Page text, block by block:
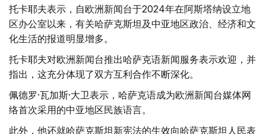
托卡耶夫表示，自欧洲新闻台于2024年在阿斯塔纳设立地
区办公室以来，有关哈萨克斯坦及中亚地区政治、经济和文
化生活的报道明显增多。
托卡耶夫对欧洲新闻台推出哈萨克语新闻服务表示欢迎，并
指出，这充分体现了双方互利合作不断深化。
佩德罗·瓦加斯·大卫表示，哈萨克语成为欧洲新闻台媒体网
络首次采用的中亚地区民族语言。
此外，他还就哈萨克斯坦新宪法的生效向哈萨克斯坦人民表